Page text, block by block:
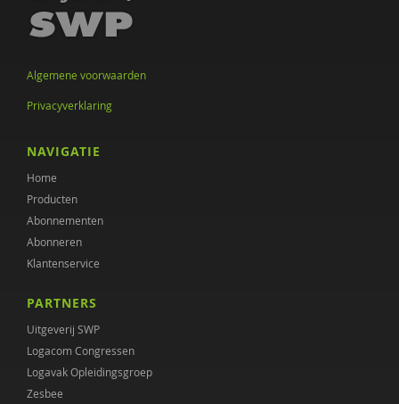
Barbara Schaefer
Wilma Swildens
Lenneke Vaandrager
Levi van Dam
Inge Vandeputte
Esther Veen
Luc Vercauteren
Ellen Visser
Algemene voorwaarden
Privacyverklaring
NAVIGATIE
Home
Producten
Abonnementen
Abonneren
Klantenservice
PARTNERS
Uitgeverij SWP
Logacom Congressen
Logavak Opleidingsgroep
Zesbee